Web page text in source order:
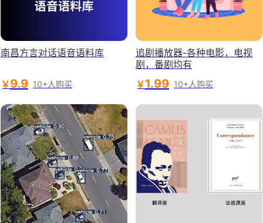
南昌方言对话语音语料库
￥9.9 10+人购买
追剧播放器-各种电影，电视
剧，番剧均有
￥1.99 10+人购买